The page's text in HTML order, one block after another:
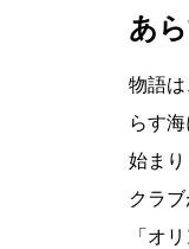
あ
物語
らす
始ま
クラ
「オ